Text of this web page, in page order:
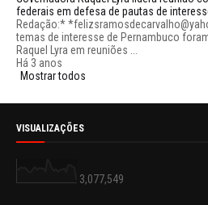
federais em defesa de pautas de
Redação:*
temas de interesse de Pernambuco
Raquel Lyra em reuniões ...
Há 3 anos
Mostrar todos
VISUALIZAÇÕES
3,077,549